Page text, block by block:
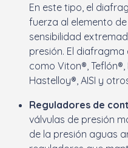
En este tipo, el
fuerza al elemento
sensibilidad
presión. El
como Viton®, Teflón®,
Hastelloy®, AISI y
Reguladores de
válvulas de presión
de la presión aguas